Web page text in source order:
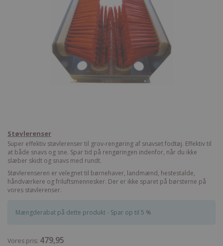
Støvlerenser
Super effektiv støvlerenser til grov-rengøring af snavset fodtøj. Effektiv til
at både snavs og sne. Spar tid på rengøringen indenfor, når du ikke
slæber skidt og snavs med rundt.
Støvlerenseren er velegnet til børnehaver, landmænd, hestestalde,
håndværkere og friluftsmennesker. Der er ikke sparet på børsterne på
vores støvlerenser.
Mængderabat på dette produkt - Spar op til 5 %
Vores pris: 479,95